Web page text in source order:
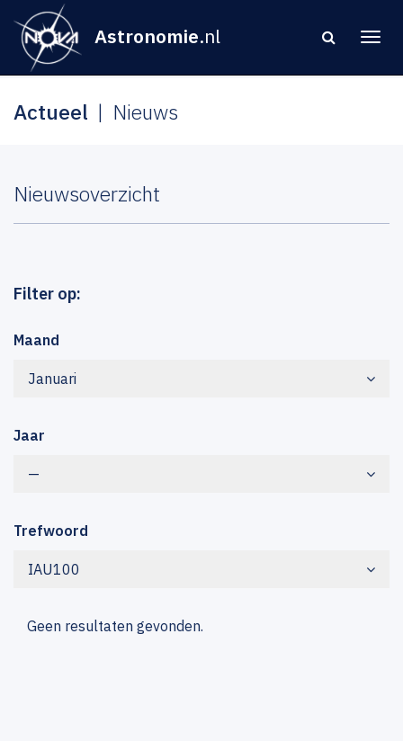
Astronomie.nl
Actueel Nieuws
Nieuwsoverzicht
Filter op:
Maand
Januari
Jaar
—
Trefwoord
IAU100
Geen resultaten gevonden.